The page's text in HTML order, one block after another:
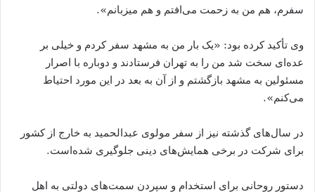
سفرم، هم من به زحمت میافتم و هم میزبانم».
وی تأکید کرده بود: «یک بار من به مشهد سفر کردم و خیلی بر
عدهای سخت شد من را به تهران فرستادند و دوباره با اصرار
مسئولین به مشهد بازگشتم و از آن به بعد در این مورد احتیاط
میکنم».
در سالهای گذشته نیز از سفر مولوی عبدالحمید به خارج از کشور
برای شرکت در برخی همایشهای دینی جلوگیری شدهاست.
دستور روحانی برای استخدام و سپردن سمتهای دولتی به اهل